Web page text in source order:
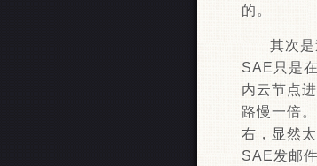
的。
其次
SAE只是
内云节点
路慢一倍
右，显然
SAE发邮